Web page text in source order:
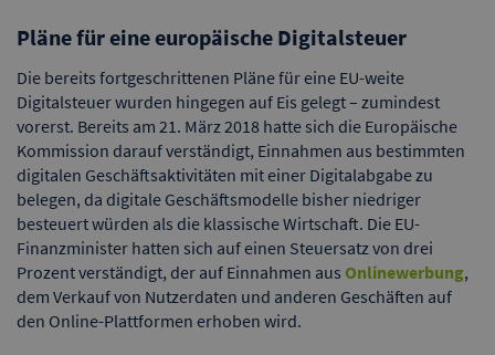
Pläne für eine europäische Digitalsteuer
Die bereits fortgeschrittenen Pläne für eine EU-weite
Digitalsteuer wurden hingegen auf Eis gelegt – zumindest
vorerst. Bereits am 21. März 2018 hatte sich die Europäische
Kommission darauf verständigt, Einnahmen aus bestimmten
digitalen Geschäftsaktivitäten mit einer Digitalabgabe zu
belegen, da digitale Geschäftsmodelle bisher niedriger
besteuert würden als die klassische Wirtschaft. Die EU-
Finanzminister hatten sich auf einen Steuersatz von drei
Prozent verständigt, der auf Einnahmen aus Onlinewerbung,
dem Verkauf von Nutzerdaten und anderen Geschäften auf
den Online-Plattformen erhoben wird.